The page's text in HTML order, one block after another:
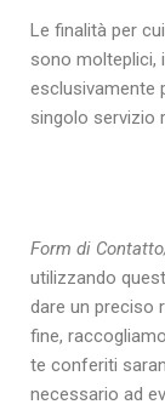
Le finalità per
sono molteplici,
esclusivamente
singolo servizio
Form di
utilizzando
dare un preciso
fine,
te conferiti
necessario ad